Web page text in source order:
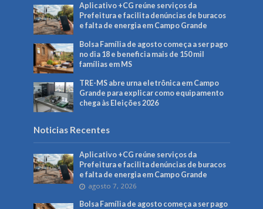
Aplicativo +CG reúne serviços da
Prefeitura e facilita denúncias de buracos
e falta de energia em Campo Grande
Bolsa Família de agosto começa a ser pago
no dia 18 e beneficia mais de 150 mil
famílias em MS
TRE-MS abre urna eletrônica em Campo
Grande para explicar como equipamento
chega às Eleições 2026
Noticias Recentes
Aplicativo +CG reúne serviços da
Prefeitura e facilita denúncias de buracos
e falta de energia em Campo Grande
agosto 7, 2026
Bolsa Família de agosto começa a ser pago